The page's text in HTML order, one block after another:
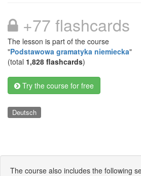
+77 flashcards
The lesson is part of the course
"Podstawowa gramatyka niemiecka"
(total 1,828 flashcards)
Try the course for free
Deutsch
The course also includes the following